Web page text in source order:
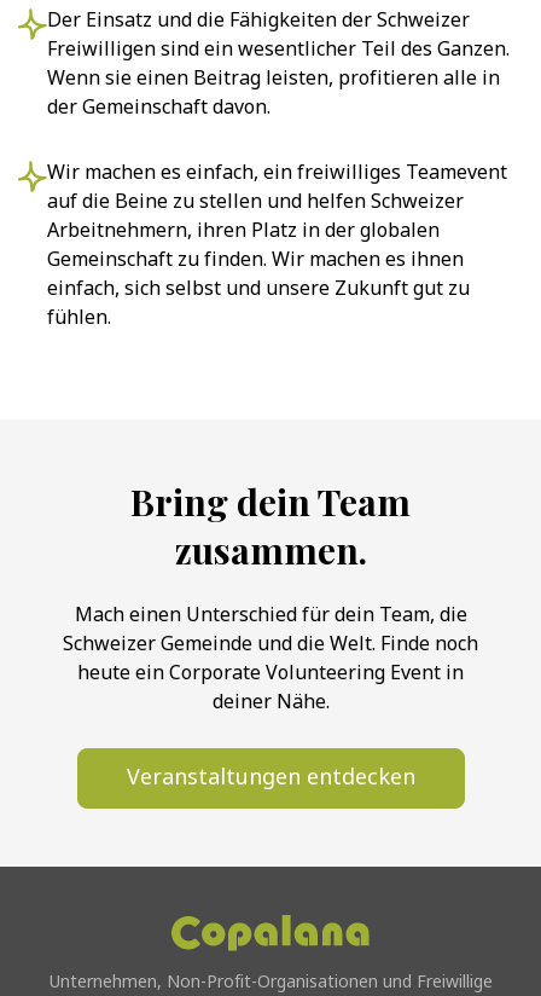
Der Einsatz und die Fähigkeiten der Schweizer
Freiwilligen sind ein wesentlicher Teil des Ganzen.
Wenn sie einen Beitrag leisten, profitieren alle in
der Gemeinschaft davon.
Wir machen es einfach, ein freiwilliges Teamevent
auf die Beine zu stellen und helfen Schweizer
Arbeitnehmern, ihren Platz in der globalen
Gemeinschaft zu finden. Wir machen es ihnen
einfach, sich selbst und unsere Zukunft gut zu
fühlen.
Bring dein Team
zusammen.
Mach einen Unterschied für dein Team, die
Schweizer Gemeinde und die Welt. Finde noch
heute ein Corporate Volunteering Event in
deiner Nähe.
Veranstaltungen entdecken
Unternehmen, Non-Profit-Organisationen und Freiwillige